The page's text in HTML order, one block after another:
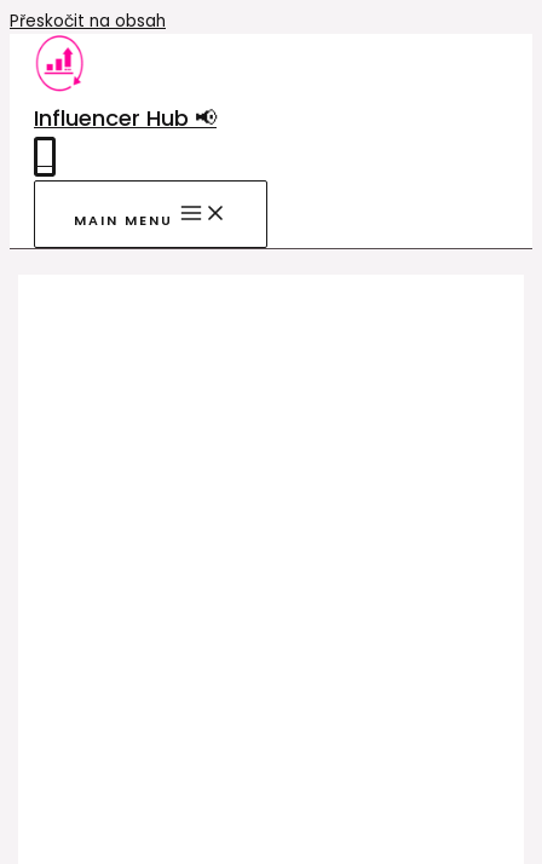
Přeskočit na obsah
Influencer Hub 📢
MAIN MENU